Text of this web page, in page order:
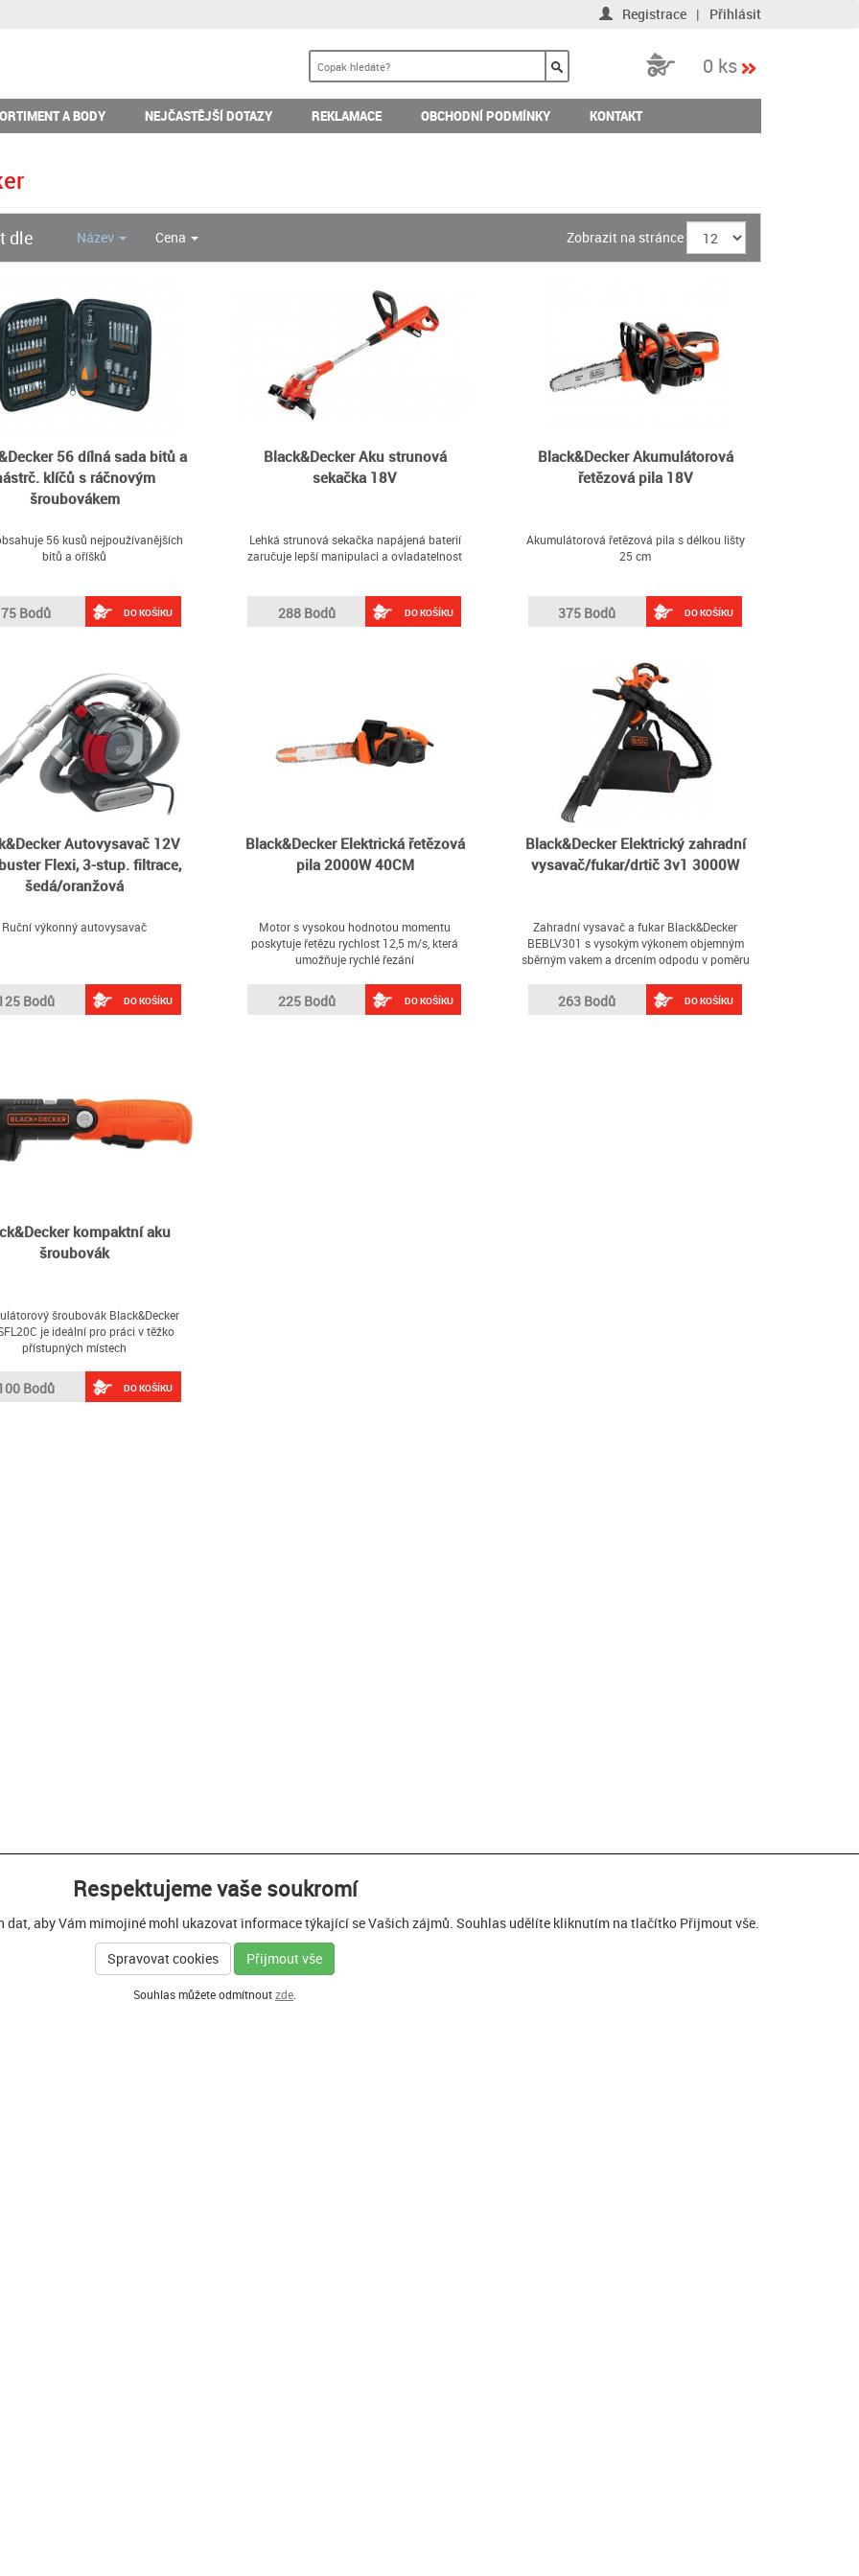
Registrace | Přihlásit
0 ks
A BODY NEJČASTĚJŠÍ DOTAZY REKLAMACE OBCHODNÍ PODMÍNKY KONTAKT
dle Název Cena Zobrazit na stránce
56 dílná sada bitů a
klíčů s ráčnovým
šroubovákem
56 kusů nejpoužívanějších
bitů a oříšků
75 Bodů DO KOŠÍKU
Black&Decker Aku strunová
sekačka 18V
Lehká strunová sekačka napájená baterií
zaručuje lepší manipulaci a ovladatelnost
288 Bodů DO KOŠÍKU
Black&Decker Akumulátorová
řetězová pila 18V
Akumulátorová řetězová pila s délkou lišty
25 cm
375 Bodů DO KOŠÍKU
Autovysavač 12V
Flexi, 3-stup. filtrace,
šedá/oranžová
Ruční výkonný autovysavač
Bodů DO KOŠÍKU
Black&Decker Elektrická řetězová
pila 2000W 40CM
Motor s vysokou hodnotou momentu
poskytuje řetězu rychlost 12,5 m/s, která
umožňuje rychlé řezání
225 Bodů DO KOŠÍKU
Black&Decker Elektrický zahradní
vysavač/fukar/drtič 3v1 3000W
Zahradní vysavač a fukar Black&Decker
BEBLV301 s vysokým výkonem objemným
sběrným vakem a drcením odpodu v poměru
263 Bodů DO KOŠÍKU
kompaktní aku
šroubovák
šroubovák Black&Decker
je ideální pro práci v těžko
přístupných místech
Bodů DO KOŠÍKU
Respektujeme vaše soukromí
dat, aby Vám mimojiné mohl ukazovat informace týkající se Vašich zájmů. Souhlas udělíte kliknutím na tlačítko Přijmout vše.
Spravovat cookies
Přijmout vše
Souhlas můžete odmítnoutzde